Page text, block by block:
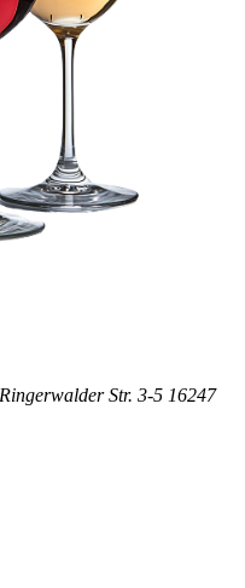
Ringerwalder Str. 3-5 16247